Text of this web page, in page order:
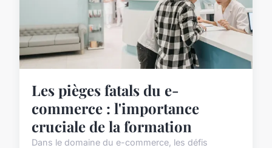
Les pièges fatals du e-
commerce : l'importance
cruciale de la formation
Dans le domaine du e-commerce, les défis